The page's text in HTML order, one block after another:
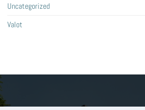
Uncategorized
Valot